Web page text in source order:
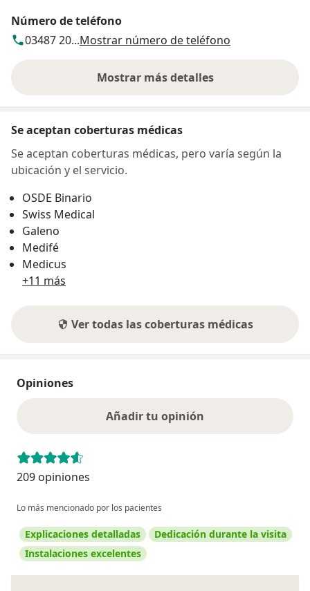
Número de teléfono
03487 20...Mostrar número de teléfono
Mostrar más detalles
sobre la dirección
Se aceptan coberturas médicas
Se aceptan coberturas médicas, pero varía según la
ubicación y el servicio.
OSDE Binario
Swiss Medical
Galeno
Medifé
Medicus
+11 más
Ver todas las coberturas médicas
Opiniones
Añadir tu opinión
209 opiniones
Lo más mencionado por los pacientes
Explicaciones detalladas
Dedicación durante la visita
Instalaciones excelentes